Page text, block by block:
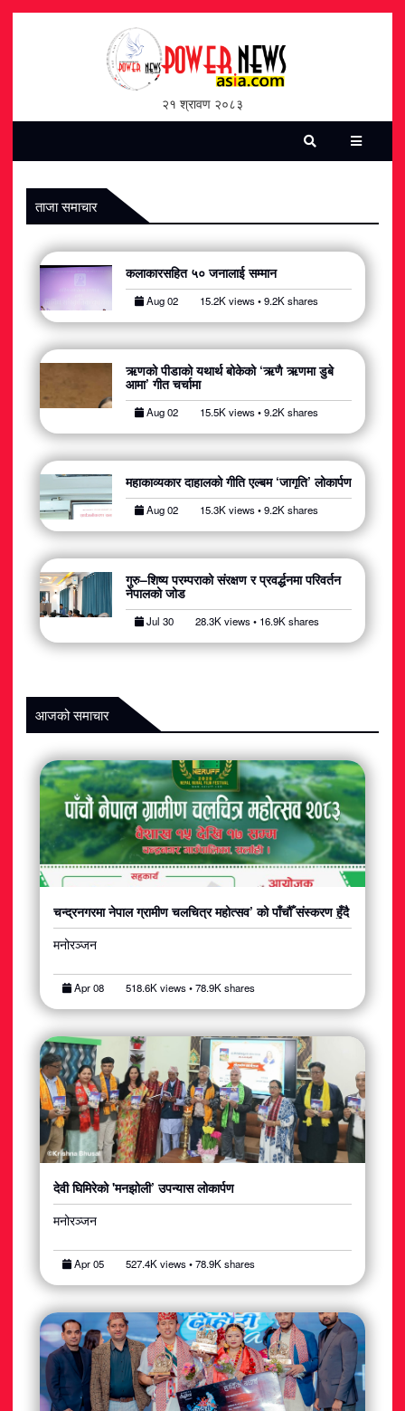
२१ श्रावण २०८३
समाचार
शन्ती / सुरक्षा
विचार / विमर्श
अटोमोबाइल
आर्थिक
खेलकुद
स्वास्थ्य
मनोरञ्जन
ताजा समाचार
कलाकारसहित ५० जनालाई सम्मान
Aug 02 15.2K views • 9.2K shares
ऋणको पीडाको यथार्थ बोकेको ‘ऋणै ऋणमा डुबे
आमा’ गीत चर्चामा
Aug 02 15.5K views • 9.2K shares
महाकाव्यकार दाहालको गीति एल्बम ‘जागृति’ लोकार्पण
Aug 02 15.3K views • 9.2K shares
गुरु–शिष्य परम्पराको संरक्षण र प्रवर्द्धनमा परिवर्तन
नेपालको जोड
Jul 30 28.3K views • 16.9K shares
आजको समाचार
चन्द्रनगरमा नेपाल ग्रामीण चलचित्र महोत्सव’ को पाँचौँ संस्करण हुँदै
मनोरञ्जन
Apr 08 518.6K views • 78.9K shares
देवी घिमिरेको 'मनझोली’ उपन्यास लोकार्पण
मनोरञ्जन
Apr 05 527.4K views • 78.9K shares